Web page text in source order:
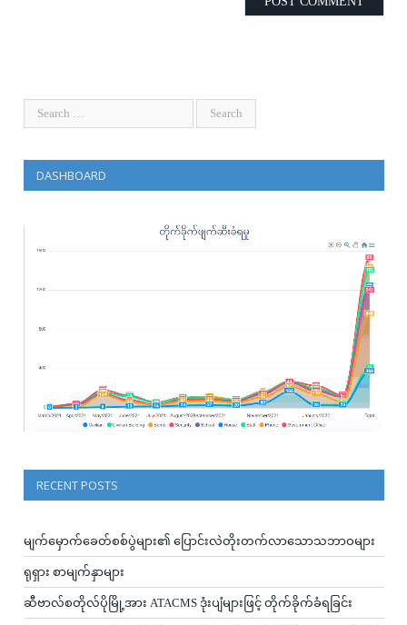
DASHBOARD
RECENT POSTS
မျက်မှောက်ခေတ်စစ်ပွဲများ၏ ပြောင်းလဲတိုးတက်လာသောသဘာဝများ
ရုရှား စာမျက်နှာများ
ဆီဗာလ်စတိုလ်ပိုမြို့အား ATACMS ဒုံးပျံများဖြင့် တိုက်ခိုက်ခံရခြင်း